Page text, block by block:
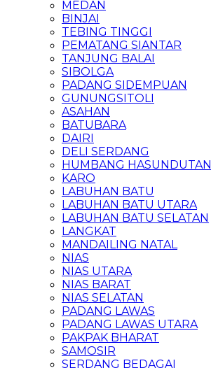
MEDAN
BINJAI
TEBING TINGGI
PEMATANG SIANTAR
TANJUNG BALAI
SIBOLGA
PADANG SIDEMPUAN
GUNUNGSITOLI
ASAHAN
BATUBARA
DAIRI
DELI SERDANG
HUMBANG HASUNDUTAN
KARO
LABUHAN BATU
LABUHAN BATU UTARA
LABUHAN BATU SELATAN
LANGKAT
MANDAILING NATAL
NIAS
NIAS UTARA
NIAS BARAT
NIAS SELATAN
PADANG LAWAS
PADANG LAWAS UTARA
PAKPAK BHARAT
SAMOSIR
SERDANG BEDAGAI